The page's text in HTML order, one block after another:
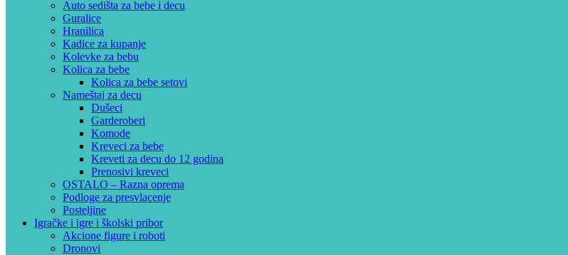
Auto sedišta za bebe i decu
Guralice
Hranilica
Kadice za kupanje
Kolevke za bebu
Kolica za bebe
Kolica za bebe setovi
Nameštaj za decu
Dušeci
Garderoberi
Komode
Kreveci za bebe
Kreveti za decu do 12 godina
Prenosivi kreveci
OSTALO – Razna oprema
Podloge za presvlacenje
Posteljine
Igračke i igre i školski pribor
Akcione figure i roboti
Dronovi